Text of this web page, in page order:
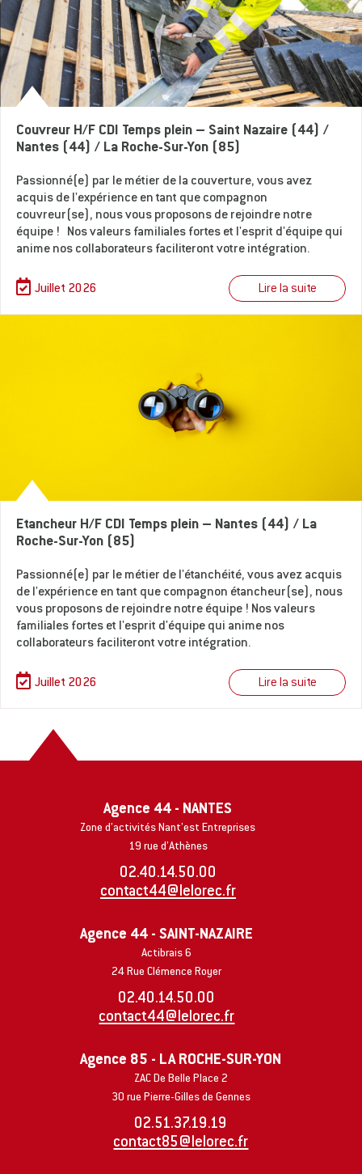
Couvreur H/F CDI Temps plein – Saint Nazaire (44) /
Nantes (44) / La Roche-Sur-Yon (85)
Passionné(e) par le métier de la couverture, vous avez
acquis de l'expérience en tant que compagnon
couvreur(se), nous vous proposons de rejoindre notre
équipe ! Nos valeurs familiales fortes et l'esprit d'équipe qui
anime nos collaborateurs faciliteront votre intégration.
Juillet 2026 Lire la suite
Etancheur H/F CDI Temps plein – Nantes (44) / La
Roche-Sur-Yon (85)
Passionné(e) par le métier de l'étanchéité, vous avez acquis
de l'expérience en tant que compagnon étancheur(se), nous
vous proposons de rejoindre notre équipe ! Nos valeurs
familiales fortes et l'esprit d'équipe qui anime nos
collaborateurs faciliteront votre intégration.
Juillet 2026 Lire la suite
Agence 44 - NANTES
Zone d’activités Nant’est Entreprises
19 rue d’Athènes
02.40.14.50.00
contact44@lelorec.fr
Agence 44 - SAINT-NAZAIRE
Actibrais 6
24 Rue Clémence Royer
02.40.14.50.00
contact44@lelorec.fr
Agence 85 - LA ROCHE-SUR-YON
ZAC De Belle Place 2
30 rue Pierre-Gilles de Gennes
02.51.37.19.19
contact85@lelorec.fr